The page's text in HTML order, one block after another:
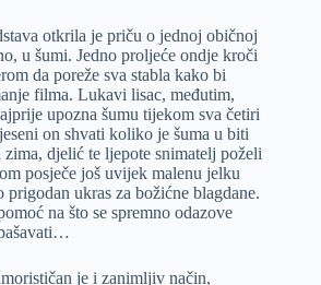
otkrila je priču o jednoj običnoj
u šumi. Jedno proljeće ondje kroči
da poreže sva stabla kako bi
filma. Lukavi lisac, međutim,
upozna šumu tijekom sva četiri
on shvati koliko je šuma u biti
djelić te ljepote snimatelj poželi
posječe još uvijek malenu jelku
ukras za božićne blagdane.
na što se spremno odazove
je i zanimljiv način,